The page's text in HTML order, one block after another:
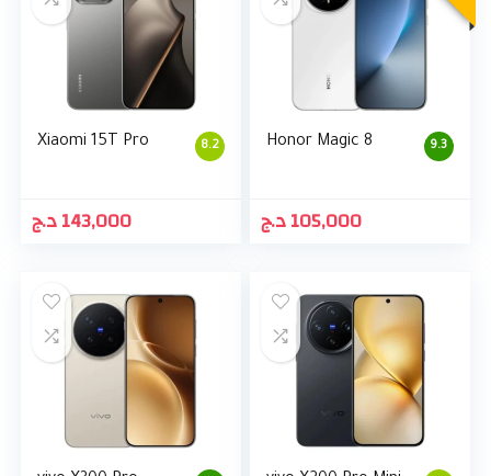
8.2
Xiaomi 15T Pro
143,000د.ج
9.3
Honor Magic 8
105,000د.ج